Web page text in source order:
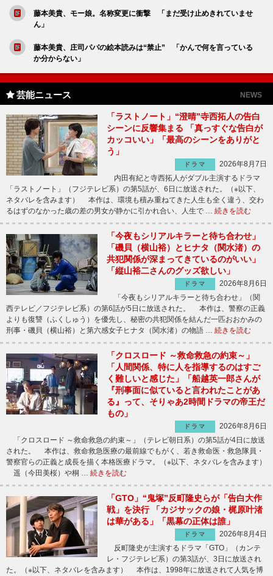
藤本美貴、モー娘。名称変更に衝撃 「まだ受け止めきれていませ
ん」
藤本美貴、庄司パパの絵本読みは“禁止” 「かんで何を言っている
か分からない」
芸能ニュース NEWS
「ラストノート」“澄晴”寺西拓人の告白
シーンに反響集まる 「真っすぐな告白が
カッコいい」「最高のシーンをありがと
う」
ドラマ
2026年8月7日
内田有紀と寺西拓人がダブル主演するドラマ
「ラストノート」（フジテレビ系）の第5話が、6日に放送された。（※以下、
ネタバレを含みます） 本作は、環境も積み重ねてきた人生も全く違う、交わ
るはずのなかった歳の差の男女が静かに引かれ合い、人生で … 続きを読む
「今夜もシリアルキラーと待ち合わせ」
「磯貝（横山裕）とヒナタ（関水渚）の
共犯関係が深まってきているのがいい」
「縦山裕二さんのグッズ欲しい」
ドラマ
2026年8月6日
「今夜もシリアルキラーと待ち合わせ」（関
西テレビ／フジテレビ系）の第6話が5日に放送された。 本作は、警察の正義
よりも復讐（ふくしゅう）を優先し、秘密の共犯関係を結んだ一匹おおかみの
刑事・磯貝（横山裕）と第六感女子ヒナタ（関水渚）の物語 … 続きを読む
「クロスロード ～救命救急の約束～」
「人間関係、特に人を指導するのはすご
く難しいと感じた」「船越英一郎さんが
『刑事面に似ていると言われたことがあ
る』って、そりゃあ2時間ドラマの帝王だ
もの」
ドラマ
2026年8月6日
「クロスロード ～救命救急の約束～」（テレビ朝日系）の第5話が4日に放送
された。 本作は、救命救急医療の最前線でもがく、若き救命医・救急隊員・
警察官らの正義と成長を描く本格医療ドラマ。（※以下、ネタバレを含みます）
遥（今田美桜）や桐 … 続きを読む
「GTO」“鬼塚”反町隆史らが「告白大作
戦」を決行 「カジサックの娘・梶原叶渚
は華がある」「黒幕の正体は誰」
ドラマ
2026年8月4日
反町隆史が主演するドラマ「GTO」（カンテ
レ・フジテレビ系）の第3話が、3日に放送され
た。（※以下、ネタバレを含みます） 本作は、1998年に放送されて人気を博